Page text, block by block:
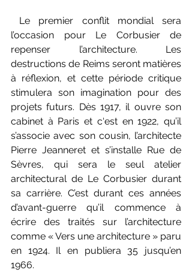
l’occasion pour Le Corbusier de
repenser l’architecture. Les
destructions de Reims seront matières
à réflexion, et cette période critique
stimulera son imagination pour des
projets futurs. Dès 1917, il ouvre son
cabinet à Paris et c‘est en 1922, qu’il
s’associe avec son cousin, l’architecte
Pierre Jeanneret et s’installe Rue de
Sèvres, qui sera le seul atelier
architectural de Le Corbusier durant
sa carrière. C’est durant ces années
d’avant-guerre qu’il commence à
écrire des traités sur l’architecture
comme « Vers une architecture » paru
en 1924. Il en publiera 35 jusqu’en
1966.